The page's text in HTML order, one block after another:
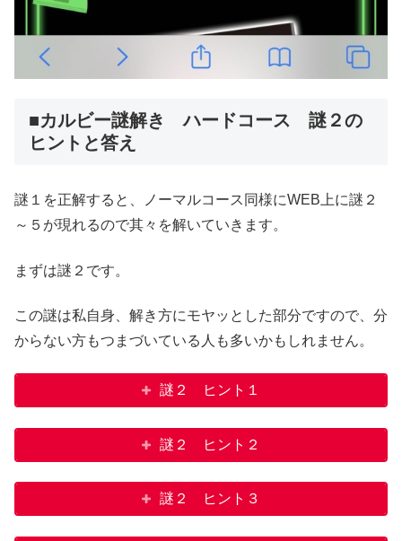
■カルビー謎解き ハードコース 謎２の
ヒントと答え
謎１を正解すると、ノーマルコース同様にWEB上に謎２
～５が現れるので其々を解いていきます。
まずは謎２です。
この謎は私自身、解き方にモヤッとした部分ですので、分
からない方もつまづいている人も多いかもしれません。
謎２ ヒント１
謎２ ヒント２
謎２ ヒント３